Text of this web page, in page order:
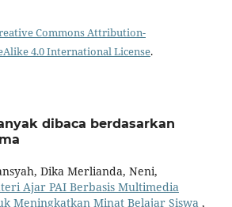
Commons Attribution-
4.0 International License.
dibaca berdasarkan
Dika Merlianda, Neni,
Ajar PAI Berbasis Multimedia
Meningkatkan Minat Belajar Siswa ,